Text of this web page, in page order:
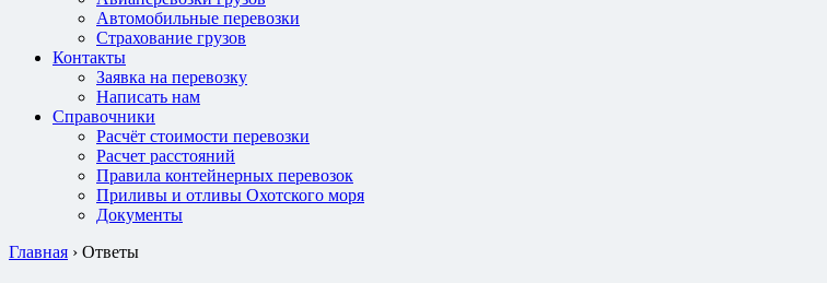
Автомобильные перевозки
Страхование грузов
Контакты
Заявка на перевозку
Написать нам
Справочники
Расчёт стоимости перевозки
Расчет расстояний
Правила контейнерных перевозок
Приливы и отливы Охотского моря
Документы
Главная › Ответы